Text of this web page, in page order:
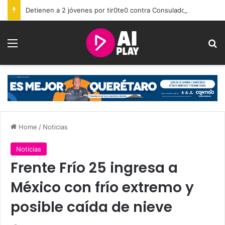
Menu
Home / Noticias
Noticias
Frente Frío 25 ingresa a
México con frío extremo y
posible caída de nieve